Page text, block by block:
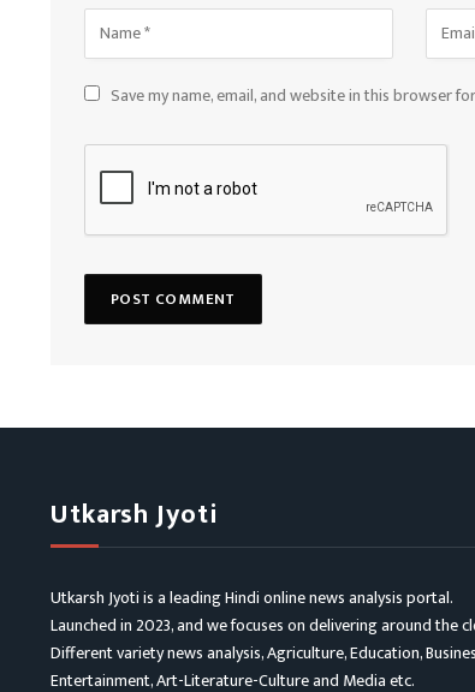
Save my name, email, and website in this browser
Utkarsh Jyoti
Utkarsh Jyoti is a leading Hindi online news analysis portal.
Launched in 2023, and we focuses on delivering around the
Different variety news analysis, Agriculture, Education,
Entertainment, Art-Literature-Culture and Media etc.